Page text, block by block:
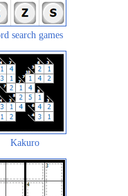
search games
Kakuro